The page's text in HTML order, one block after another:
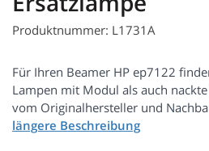
Produktnummer: L1731A
Für Ihren Beamer HP ep7122
Lampen mit Modul als auch
vom Originalhersteller und